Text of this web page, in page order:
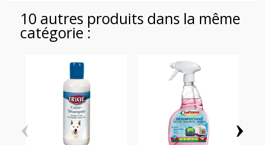
10 autres produits dans la même
catégorie :
‹ ›